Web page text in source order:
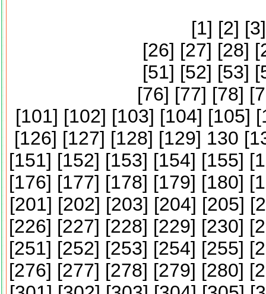
[1] [2] [3
[26] [27] [28] [
[51] [52] [53] [
[76] [77] [78] [
[101] [102] [103] [104] [105] [
[126] [127] [128] [129] 130 [
[151] [152] [153] [154] [155] [
[176] [177] [178] [179] [180] [
[201] [202] [203] [204] [205] [
[226] [227] [228] [229] [230] [
[251] [252] [253] [254] [255] [
[276] [277] [278] [279] [280] [